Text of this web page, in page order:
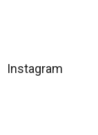
á
Instagram